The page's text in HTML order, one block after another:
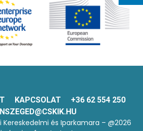
KAPCSOLAT
+36 62 554 250
és Iparkamara – @2026